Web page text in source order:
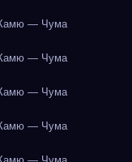
— Чума
— Чума
— Чума
— Чума